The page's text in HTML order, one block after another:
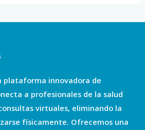
plataforma innovadora de
a profesionales de la salud
virtuales, eliminando la
físicamente. Ofrecemos una